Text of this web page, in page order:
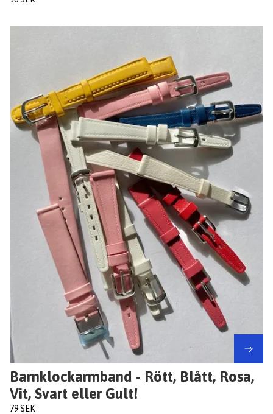
Barnklockarmband - Rött, Blått, Rosa,
Vit, Svart eller Gult!
79 SEK